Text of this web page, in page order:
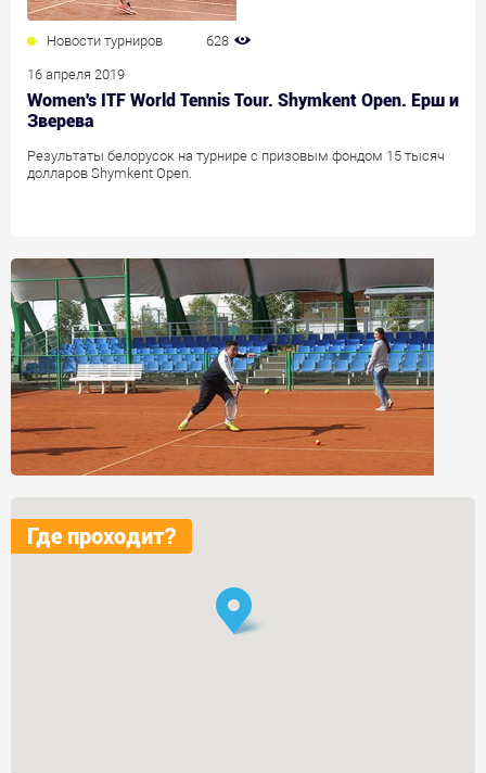
Новости турниров 628
16 апреля 2019
Women's ITF World Tennis Tour. Shymkent Open. Ерш и
Зверева
Результаты белорусок на турнире с призовым фондом 15 тысяч
долларов Shymkent Open.
Где проходит?